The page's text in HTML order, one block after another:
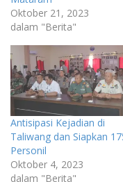
Oktober 21, 2023
dalam "Berita"
Antisipasi Kejadian di
Taliwang dan Siapkan
Personil
Oktober 4, 2023
dalam "Berita"